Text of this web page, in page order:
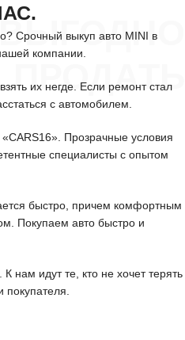
ПРОДАТЬ
Срочный выкуп авто MINI в
компании.
их негде. Если ремонт стал
с автомобилем.
Прозрачные условия
специалисты с опытом
быстро, причем комфортным
Покупаем авто быстро и
нам идут те, кто не хочет терять
покупателя.